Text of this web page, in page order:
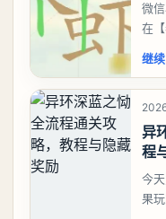
微
在
大
囗
继
异
程
今
果